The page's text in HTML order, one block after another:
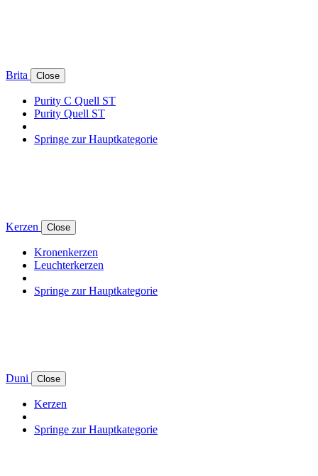
Brita Close
Purity C Quell ST
Purity Quell ST
Springe zur Hauptkategorie
Kerzen Close
Kronenkerzen
Leuchterkerzen
Springe zur Hauptkategorie
Duni Close
Kerzen
Springe zur Hauptkategorie